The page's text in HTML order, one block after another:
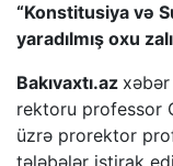
“Konstitusiya və
yaradılmış oxu
Bakıvaxtı.az
rektoru professor
üzrə prorektor